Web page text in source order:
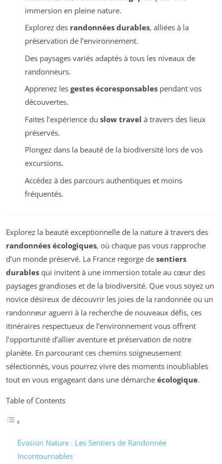
immersion en pleine nature.
Explorez des randonnées durables, alliées à la
préservation de l’environnement.
Des paysages variés adaptés à tous les niveaux de
randonneurs.
Apprenez les gestes écoresponsablespendant vos
découvertes.
Faites l’expérience du slow travel à travers des lieux
préservés.
Plongez dans la beauté de la biodiversité lors de vos
excursions.
Accédez à des parcours authentiques et moins
fréquentés.
Explorez la beauté exceptionnelle de la nature à travers des
randonnées écologiques, où chaque pas vous rapproche
d’un monde préservé. La France regorge de sentiers
durables qui invitent à une immersion totale au cœur des
paysages grandioses et de la biodiversité. Que vous soyez un
novice désireux de découvrir les joies de la randonnée ou un
randonneur aguerri à la recherche de nouveaux défis, ces
itinéraires respectueux de l’environnement vous offrent
l’opportunité d’allier aventure et préservation de notre
planète. En parcourant ces chemins soigneusement
sélectionnés, vous pourrez vivre des moments inoubliables
tout en vous engageant dans une démarche écologique.
Table of Contents
Évasion Nature : Les Sentiers de Randonnée
Incontournables